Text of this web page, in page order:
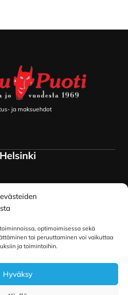
optimoimisessa sekä
tai peruuttaminen voi vaikuttaa
ja toimintoihin.
Hyväksy
ja maksuehdot
Helsinki
ja keskusvarasto
18
Helsinki
Oulu
34
90100 Oulu